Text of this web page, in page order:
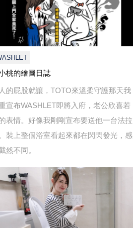
桃的繪圖日誌
的屁股就讓，TOTO來溫柔守護那天我
宣布WASHLET即將入府，老公欣喜若
表情。好像我剛剛宣布要送他一台法拉
裝上整個浴室看起來都在閃閃發光，感
然不同。